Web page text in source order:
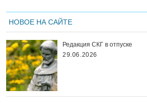
НОВОЕ НА САЙТЕ
Редакция СКГ в отпуске
29.06.2026